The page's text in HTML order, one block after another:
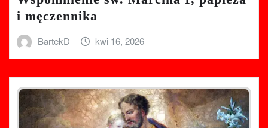
i męczennika
BartekD kwi 16, 2026